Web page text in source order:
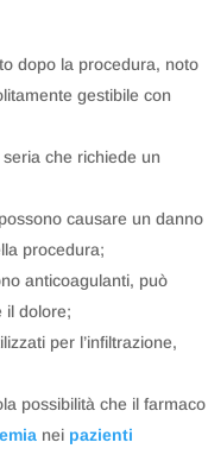
dopo la procedura, noto
gestibile con
che richiede un
causare un danno
procedura;
anticoagulanti, può
il dolore;
per l’infiltrazione,
possibilità che il farmaco
nei pazienti